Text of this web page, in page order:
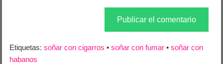
Etiquetas:soñar con cigarros •soñar con fumar •soñar con
habanos